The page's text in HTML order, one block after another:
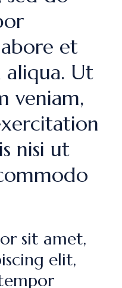
et
Ut
veniam,
nisi ut
sit amet,
elit,